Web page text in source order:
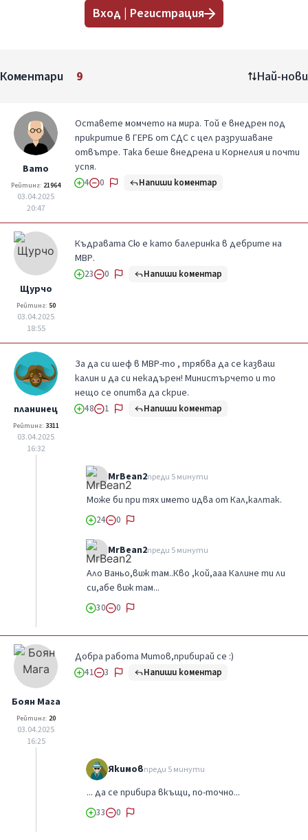
Вход | Регистрация
Коментари 9 Най-нови
Вато
Рейтинг: 21964
03.04.2025
20:47
Оставете момчето на мира. Той е внедрен под
прикритие в ГЕРБ от СДС с цел разрушаване
отвътре. Така беше внедрена и Корнелия и почти
успя.
4 0 Напиши коментар
Щурчо
Рейтинг: 50
03.04.2025
18:55
Къдравата Сю е като балеринка в дебрите на
МВР.
23 0 Напиши коментар
планинец
Рейтинг: 3311
03.04.2025
16:32
За да си шеф в МВР-то , трябва да се казваш
калин и да си некадърен! Министърчето и то
нещо се опитва да скрие.
48 1 Напиши коментар
MrBean2преди 5 минути
Може би при тях името идва от Кал,калтак.
24 0
MrBean2преди 5 минути
Ало Ваньо,виж там..Кво ,кой,ааа Калине ти ли
си,абе виж там...
30 0
Боян Мага
Рейтинг: 20
03.04.2025
16:25
Добра работа Митов,прибирай се :)
41 3 Напиши коментар
Якимовпреди 5 минути
... да се прибира вкъщи, по-точно...
33 0